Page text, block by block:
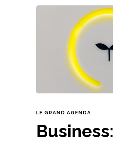
LE GRAND AGENDA
Business: